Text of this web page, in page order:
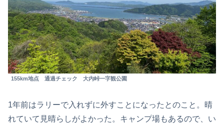
155km地点 通過チェック 大内峠一字観公園
1年前はラリーで入れずに外すことになったとのこと。晴
れていて見晴らしがよかった。キャンプ場もあるので、い